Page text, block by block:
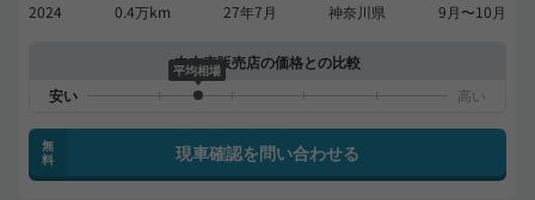
2024 0.4万km 27年7月 神奈川県 9月〜10月
中古車販売店の価格との比較
平均相場
無
料
現車確認を問い合わせる